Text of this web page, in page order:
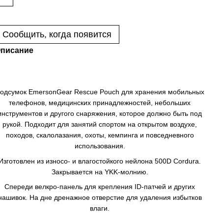
Сообщить, когда появится
EmersonGear Rescue Pouch для хранения мобильных
телефонов, медицинских принадлежностей, небольших
и другого снаряжения, которое должно быть под
рукой. Подходит для занятий спортом на открытом воздухе,
походов, скалолазания, охоты, кемпинга и повседневного
использования.
из износо- и влагостойкого нейлона 500D Cordura.
Закрывается на YKK-молнию.
Спереди велкро-панель для крепления ID-патчей и других
На дне дренажное отверстие для удаления избытков
влаги.